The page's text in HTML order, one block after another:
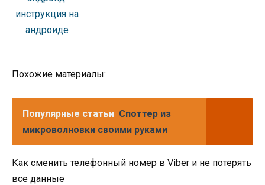
Похожие материалы:
Популярные статьи Споттер из
микроволновки своими руками
Как сменить телефонный номер в Viber и не потерять
все данные